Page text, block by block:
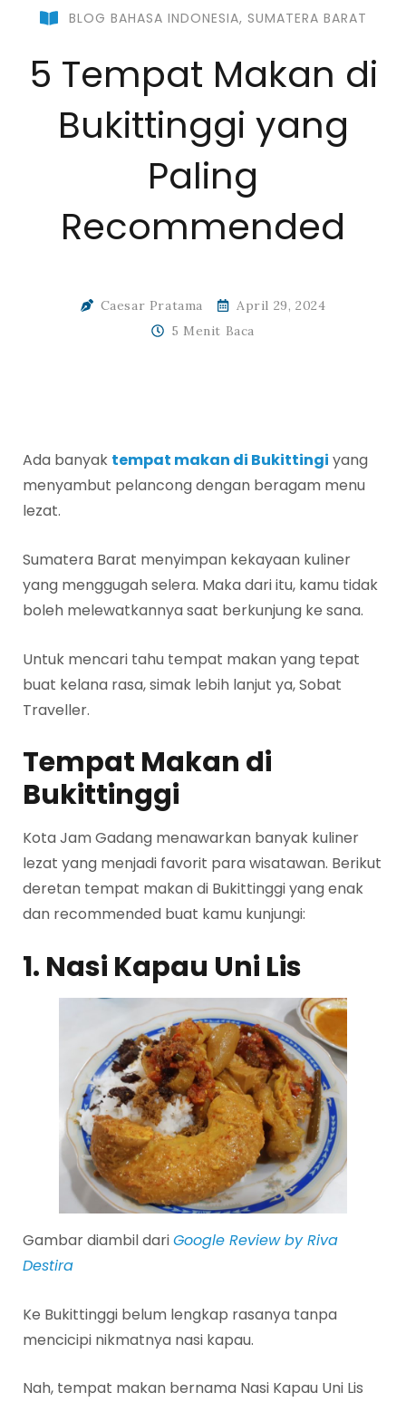
BLOG BAHASA INDONESIA, SUMATERA BARAT
5 Tempat Makan di
Bukittinggi yang
Paling
Recommended
Caesar Pratama
April 29, 2024
5 Menit Baca
Ada banyak tempat makan di Bukittingi yang
menyambut pelancong dengan beragam menu
lezat.
Sumatera Barat menyimpan kekayaan kuliner
yang menggugah selera. Maka dari itu, kamu tidak
boleh melewatkannya saat berkunjung ke sana.
Untuk mencari tahu tempat makan yang tepat
buat kelana rasa, simak lebih lanjut ya, Sobat
Traveller.
Tempat Makan di
Bukittinggi
Kota Jam Gadang menawarkan banyak kuliner
lezat yang menjadi favorit para wisatawan. Berikut
deretan tempat makan di Bukittinggi yang enak
dan recommended buat kamu kunjungi:
1. Nasi Kapau Uni Lis
Gambar diambil dariGoogle Review by Riva
Destira
Ke Bukittinggi belum lengkap rasanya tanpa
mencicipi nikmatnya nasi kapau.
Nah, tempat makan bernama Nasi Kapau Uni Lis